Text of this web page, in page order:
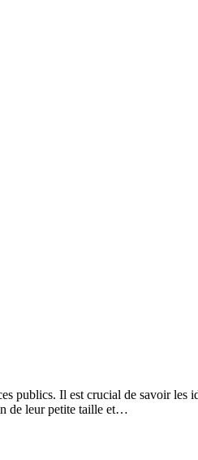
publics. Il est crucial de savoir les
de leur petite taille et…